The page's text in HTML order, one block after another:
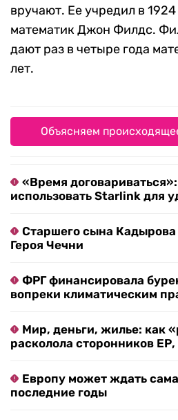
вручают. Ее учредил в
математик Джон Филдс.
дают раз в четыре года
лет.
Объясняем
«Время
использовать Starlink для
Старшего сына Кадырова
Героя Чечни
ФРГ финансировала
вопреки климатическим
Мир, деньги, жилье: как
расколола сторонников
Европу может ждать
последние годы